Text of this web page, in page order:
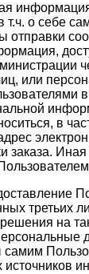
т.ч. о себе
отправки
или
в
заказа.
третьих
на
источников